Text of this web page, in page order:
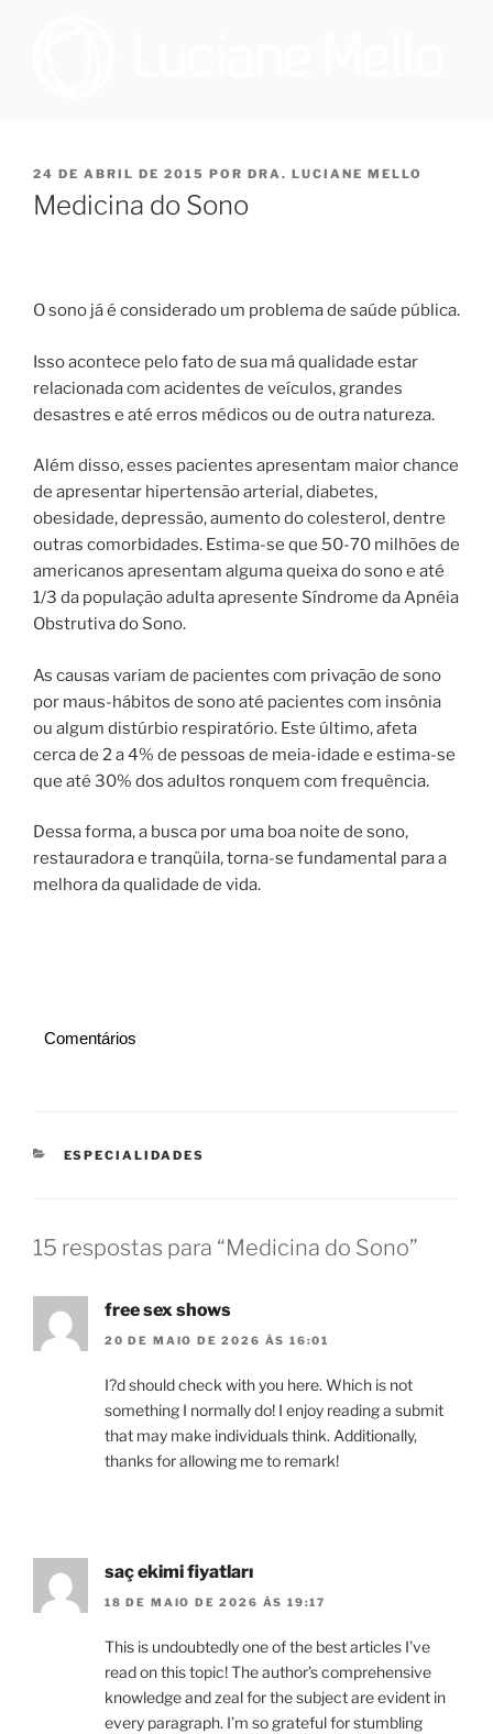
DE JANEIRO | DRA. LUCIANE
DE FIGUEIREDO MELLO
promover melhoria à qualidade de vida dos pacientes que
PUBLICADO
EM
24 DE ABRIL DE 2015 POR DRA. LUCIANE MELLO
Medicina do Sono
O sono já é considerado um problema de saúde pública.
Isso acontece pelo fato de sua má qualidade estar
relacionada com acidentes de veículos, grandes
desastres e até erros médicos ou de outra natureza.
Além disso, esses pacientes apresentam maior chance
de apresentar hipertensão arterial, diabetes,
obesidade, depressão, aumento do colesterol, dentre
outras comorbidades. Estima-se que 50-70 milhões de
americanos apresentam alguma queixa do sono e até
1/3 da população adulta apresente Síndrome da Apnéia
Obstrutiva do Sono.
As causas variam de pacientes com privação de sono
por maus-hábitos de sono até pacientes com insônia
ou algum distúrbio respiratório. Este último, afeta
cerca de 2 a 4% de pessoas de meia-idade e estima-se
que até 30% dos adultos ronquem com frequência.
Dessa forma, a busca por uma boa noite de sono,
restauradora e tranqüila, torna-se fundamental para a
melhora da qualidade de vida.
Comentários
CATEGORIAS
ESPECIALIDADES
15 respostas para “Medicina do Sono”
free sex shows
20 DE MAIO DE 2026 ÀS 16:01
I?d should check with you here. Which is not
something I normally do! I enjoy reading a submit
that may make individuals think. Additionally,
thanks for allowing me to remark!
saç ekimi fiyatları
18 DE MAIO DE 2026 ÀS 19:17
This is undoubtedly one of the best articles I’ve
read on this topic! The author’s comprehensive
knowledge and zeal for the subject are evident in
every paragraph. I’m so grateful for stumbling